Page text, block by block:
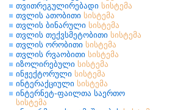
თვითრეგულირებადი სისტემა
თვლის ათობითი სისტემა
თვლის ბინარული სისტემა
თვლის თექვსმეტობითი სისტემა
თვლის ორობითი სისტემა
თვლის რვაობითი სისტემა
იზოლირებული სისტემა
ინჟექტორული სისტემა
ინტერაქციული სისტემა
ინტერნეტ-ფაილთა საერთო
სისტემა